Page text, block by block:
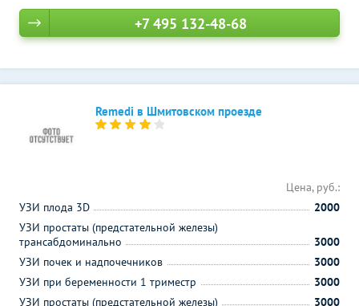
+7 495 132-48-68
Remedi в Шмитовском проезде
Цена, руб.:
УЗИ плода 3D
2000
УЗИ простаты (предстательной железы)
трансабдоминально
3000
УЗИ почек и надпочечников
3000
УЗИ при беременности 1 триместр
3000
УЗИ простаты (предстательной железы)
3000